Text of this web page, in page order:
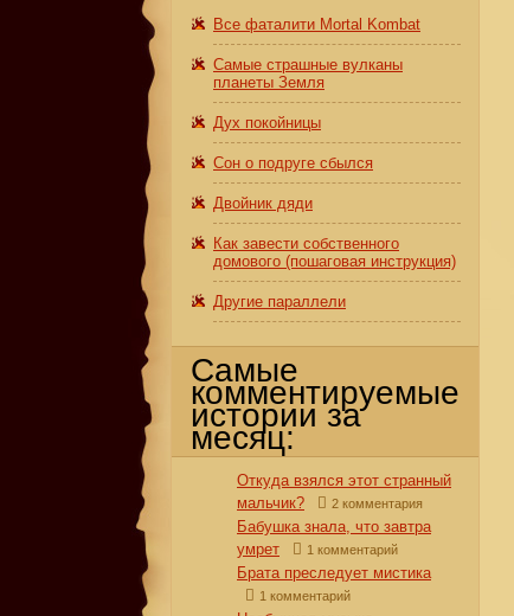
Все фаталити Mortal Kombat
Самые страшные вулканы
планеты Земля
Дух покойницы
Сон о подруге сбылся
Двойник дяди
Как завести собственного
домового (пошаговая инструкция)
Другие параллели
Самые
комментируемые
истории за
месяц:
Откуда взялся этот странный
мальчик?
2 комментария
Бабушка знала, что завтра
умрет
1 комментарий
Брата преследует мистика
1 комментарий